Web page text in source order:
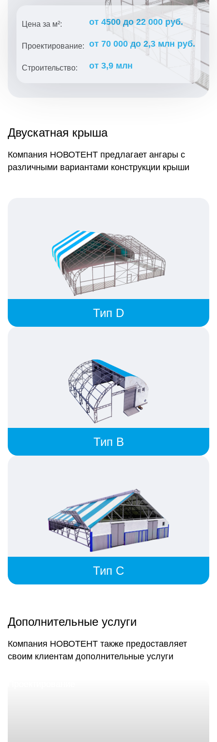
Цена за м²: от 4500 до 22 000 руб.
Проектирование: от 70 000 до 2,3 млн руб.
Строительство: от 3,9 млн
Двускатная крыша
Компания НОВОТЕНТ предлагает ангары с
различными вариантами конструкции крыши
Тип D
Тип B
Тип C
Дополнительные услуги
Компания НОВОТЕНТ также предоставляет
своим клиентам дополнительные услуги